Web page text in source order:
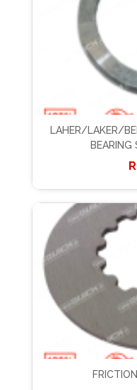
LAHER/LAKER/
BEARING